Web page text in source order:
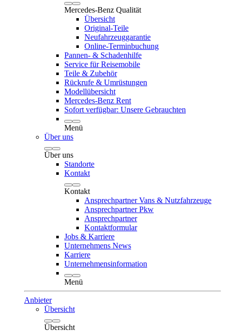
Mercedes-Benz Qualität
Übersicht
Original-Teile
Neufahrzeuggarantie
Online-Terminbuchung
Pannen- & Schadenhilfe
Service für Reisemobile
Teile & Zubehör
Rückrufe & Umrüstungen
Modellübersicht
Mercedes-Benz Rent
Sofort verfügbar: Unsere Gebrauchten
Menü
Über uns
Über uns
Standorte
Kontakt
Kontakt
Ansprechpartner Vans & Nutzfahrzeuge
Ansprechpartner Pkw
Ansprechpartner
Kontaktformular
Jobs & Karriere
Unternehmens News
Karriere
Unternehmensinformation
Menü
Anbieter
Übersicht
Übersicht